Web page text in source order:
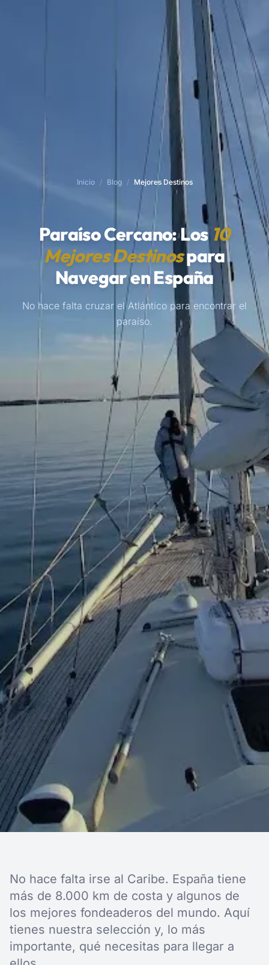
Inicio / Blog / Mejores Destinos
Paraíso Cercano: Los10
Mejores Destinospara
Navegar en España
No hace falta cruzar el Atlántico para encontrar el
paraíso.
No hace falta irse al Caribe. España tiene
más de 8.000 km de costa y algunos de
los mejores fondeaderos del mundo. Aquí
tienes nuestra selección y, lo más
importante, qué necesitas para llegar a